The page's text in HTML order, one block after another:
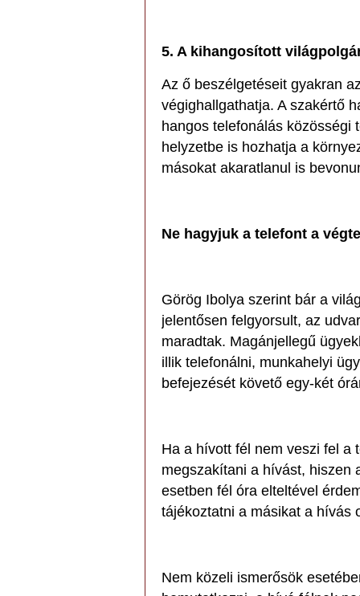
5. A kihangosított
Az ő beszélgetéseit gyakran
végighallgathatja. A szakértő
hangos telefonálás közösségi
helyzetbe is hozhatja a
másokat akaratlanul is
Ne hagyjuk a telefont a
Görög Ibolya szerint bár a
jelentősen felgyorsult, az
maradtak. Magánjellegű
illik telefonálni, munkahelyi
befejezését követő egy-két
Ha a hívott fél nem veszi fel a
megszakítani a hívást, hiszen
esetben fél óra elteltével
tájékoztatni a másikat a hívás
Nem közeli ismerősök